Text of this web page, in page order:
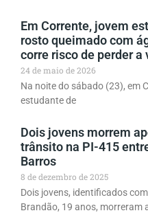
Em Corrente, jovem
rosto queimado com
corre risco de perder a
24 de maio de 2026
Na noite do sábado (23), em
estudante de
Dois jovens morrem
trânsito na PI-415
Barros
8 de dezembro de 2025
Dois jovens, identificados
Brandão, 19 anos, morreram